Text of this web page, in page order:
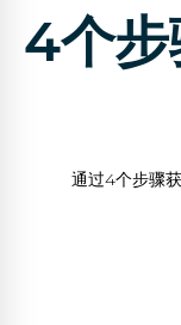
4个
通过4个步骤